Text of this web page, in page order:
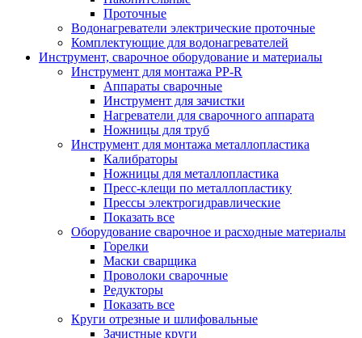
Проточные
Водонагреватели электрические проточные
Комплектующие для водонагревателей
Инструмент, сварочное оборудование и материалы
Инструмент для монтажа PP-R
Аппараты сварочные
Инструмент для зачистки
Нагреватели для сварочного аппарата
Ножницы для труб
Инструмент для монтажа металлопластика
Калибраторы
Ножницы для металлопластика
Пресс-клещи по металлопластику
Прессы электрогидравлические
Показать все
Оборудование сварочное и расходные материалы
Горелки
Маски сварщика
Проволоки сварочные
Редукторы
Показать все
Круги отрезные и шлифовальные
Зачистные круги